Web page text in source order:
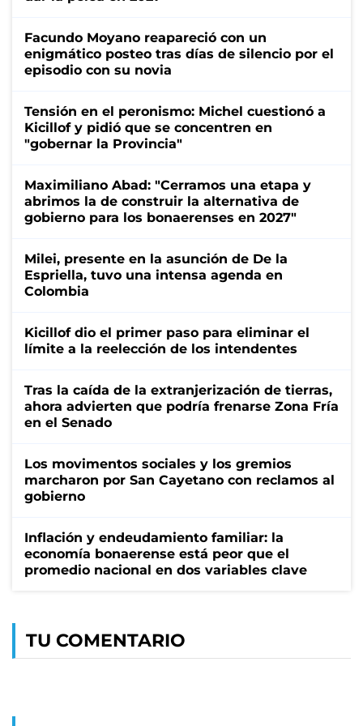
Facundo Moyano reapareció con un
enigmático posteo tras días de silencio por el
episodio con su novia
Tensión en el peronismo: Michel cuestionó a
Kicillof y pidió que se concentren en
"gobernar la Provincia"
Maximiliano Abad: "Cerramos una etapa y
abrimos la de construir la alternativa de
gobierno para los bonaerenses en 2027"
Milei, presente en la asunción de De la
Espriella, tuvo una intensa agenda en
Colombia
Kicillof dio el primer paso para eliminar el
límite a la reelección de los intendentes
Tras la caída de la extranjerización de tierras,
ahora advierten que podría frenarse Zona Fría
en el Senado
Los movimentos sociales y los gremios
marcharon por San Cayetano con reclamos al
gobierno
Inflación y endeudamiento familiar: la
economía bonaerense está peor que el
promedio nacional en dos variables clave
TU COMENTARIO